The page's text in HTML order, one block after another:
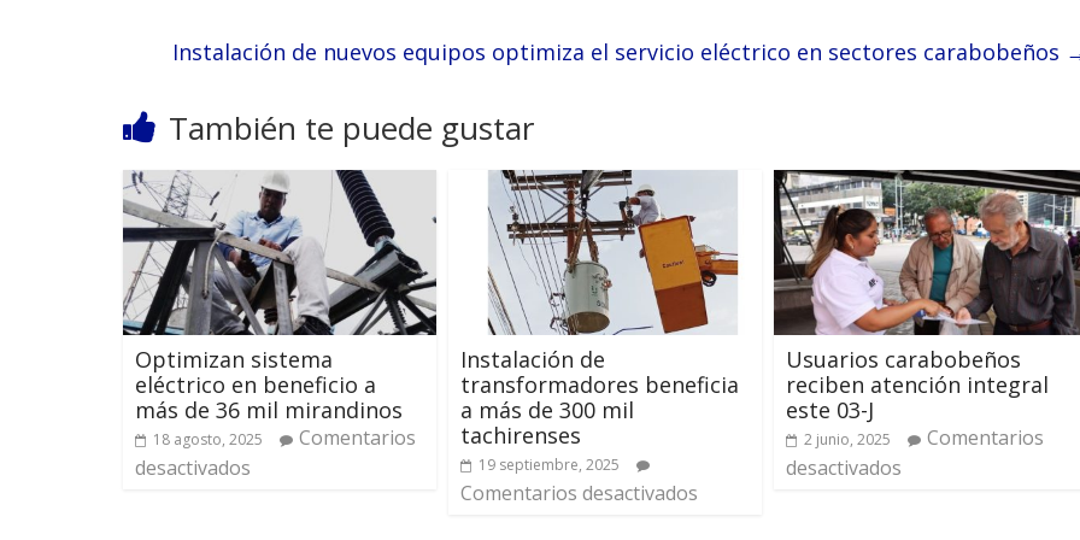
Instalación de nuevos equipos optimiza el servicio eléctrico en sectores carabobeños
También te puede gustar
Optimizan sistema
eléctrico en beneficio a
más de 36 mil mirandinos
18 agosto, 2025
Comentarios
desactivados
Instalación de
transformadores beneficia
a más de 300 mil
tachirenses
19 septiembre, 2025
Comentarios desactivados
Usuarios carabobeños
reciben atención integral
este 03-J
2 junio, 2025
Comentarios
desactivados